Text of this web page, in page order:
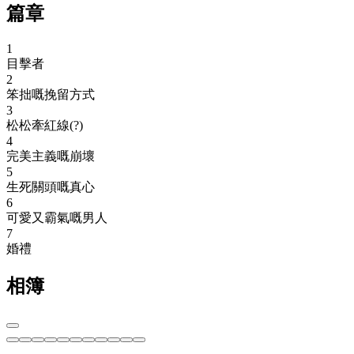
篇章
1
目擊者
2
笨拙嘅挽留方式
3
松松牽紅線(?)
4
完美主義嘅崩壞
5
生死關頭嘅真心
6
可愛又霸氣嘅男人
7
婚禮
相簿